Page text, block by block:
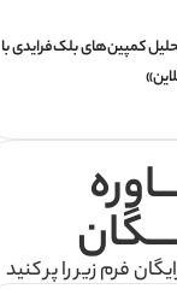
کمپین‌های بلک‌فرایدی با
فرم زیر را پر کنید